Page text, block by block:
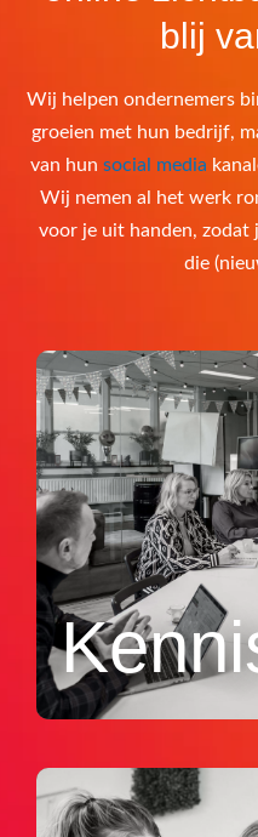
blij
Wij helpen ondernemers
groeien met hun bedrijf,
van hun social media
Wij nemen al het werk
voor je uit handen, zodat
die